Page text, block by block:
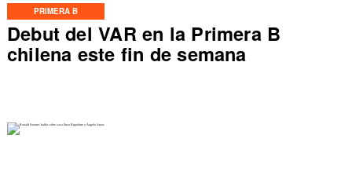
PRIMERA B
Debut del VAR en la Primera B
chilena este fin de semana